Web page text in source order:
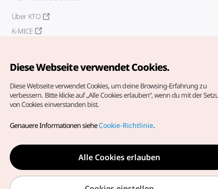
Über KTO
K-MICE
vorbehalten.
dieoffizielle E-Mail-Adresse
german@knto.or.kr
Diese Webseite verwendet Cookies.
Diese Webseite verwendet Cookies, um deine Browsing-Erfahrung zu
verbessern. Bitte klicke auf „Alle Cookies erlauben“, wenn du mit der
von Cookies einverstanden bist.
Genauere Informationen sieheCookie-Richtlinie.
Alle Cookies erlauben